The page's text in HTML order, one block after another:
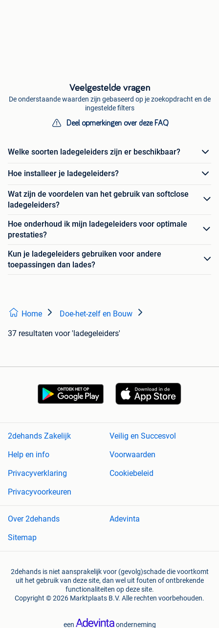
Veelgestelde vragen
De onderstaande waarden zijn gebaseerd op je zoekopdracht en de
ingestelde filters
Deel opmerkingen over deze FAQ
Welke soorten ladegeleiders zijn er beschikbaar?
Hoe installeer je ladegeleiders?
Wat zijn de voordelen van het gebruik van softclose
ladegeleiders?
Hoe onderhoud ik mijn ladegeleiders voor optimale
prestaties?
Kun je ladegeleiders gebruiken voor andere
toepassingen dan lades?
Home Doe-het-zelf en Bouw
37 resultaten voor 'ladegeleiders'
2dehands Zakelijk
Veilig en Succesvol
Help en info
Voorwaarden
Privacyverklaring
Cookiebeleid
Privacyvoorkeuren
Over 2dehands
Adevinta
Sitemap
2dehands is niet aansprakelijk voor (gevolg)schade die voortkomt
uit het gebruik van deze site, dan wel uit fouten of ontbrekende
functionaliteiten op deze site.
Copyright © 2026 Marktplaats B.V. Alle rechten voorbehouden.
een onderneming